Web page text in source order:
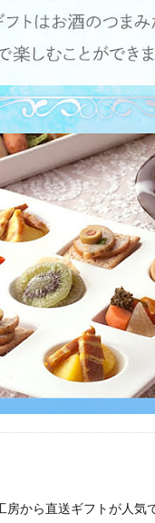
から直送ギフトが人気